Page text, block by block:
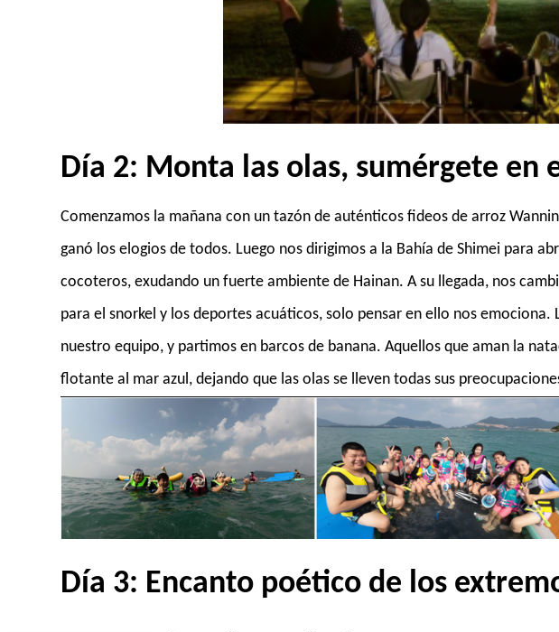
Día 2: Monta las olas, sumérgete en
Comenzamos la mañana con un tazón de auténticos fideos de arroz
ganó los elogios de todos. Luego nos dirigimos a la Bahía de Shimei para
cocoteros, exudando un fuerte ambiente de Hainan. A su llegada, nos
para el snorkel y los deportes acuáticos, solo pensar en ello nos
nuestro equipo, y partimos en barcos de banana. Aquellos que aman la
flotante al mar azul, dejando que las olas se lleven todas sus
Día 3: Encanto poético de los